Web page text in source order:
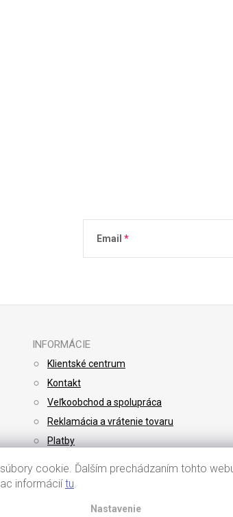
cookie. Ďalším prechádzaním tohto
informáciítu.
Nastavenie
Email
INFORMÁCIE
Klientské centrum
Kontakt
Veľkoobchod a spolupráca
Reklamácia a vrátenie tovaru
Platby
Doprava